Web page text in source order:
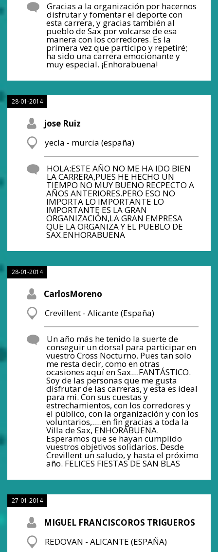
Gracias a la organización por hacernos
disfrutar y fomentar el deporte con
esta carrera, y gracias también al
pueblo de Sax por volcarse de esa
manera con los corredores. Es la
primera vez que participo y repetiré;
ha sido una carrera emocionante y
muy especial. ¡Enhorabuena!
28-01-2014
jose Ruiz
yecla - murcia (españa)
HOLA:ESTE AÑO NO ME HA IDO BIEN
LA CARRERA,PUES HE HECHO UN
TIEMPO NO MUY BUENO RECPECTO A
AÑOS ANTERIORES.PERO ESO NO
IMPORTA LO IMPORTANTE LO
IMPORTANTE ES LA GRAN
ORGANIZACIÓN,LA GRAN EMPRESA
QUE LA ORGANIZA Y EL PUEBLO DE
SAX.ENHORABUENA
28-01-2014
CarlosMoreno
Crevillent - Alicante (España)
Un año más he tenido la suerte de
conseguir un dorsal para participar en
vuestro Cross Nocturno. Pues tan solo
me resta decir, como en otras
ocasiones aquí en Sax....FANTÁSTICO.
Soy de las personas que me gusta
disfrutar de las carreras, y esta es ideal
para mi. Con sus cuestas y
estrechamientos, con los corredores y
el público, con la organización y con los
voluntarios,.....en fin gracias a toda la
Villa de Sax, ENHORABUENA.
Esperamos que se hayan cumplido
vuestros objetivos solidarios. Desde
Crevillent un saludo, y hasta el próximo
año. FELICES FIESTAS DE SAN BLAS
27-01-2014
MIGUEL FRANCISCOROS TRIGUEROS
REDOVAN - ALICANTE (ESPAÑA)